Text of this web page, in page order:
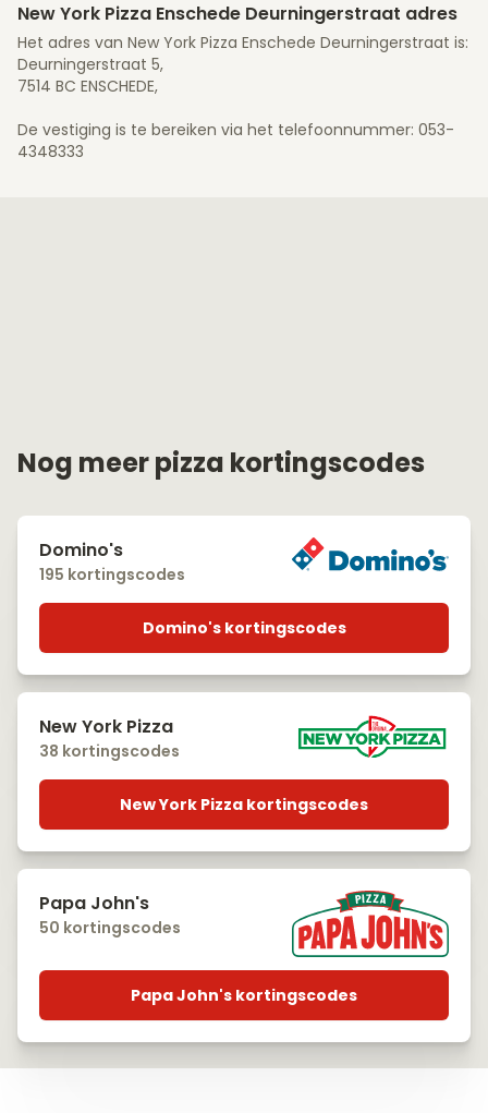
New York Pizza Enschede Deurningerstraat adres
Het adres van New York Pizza Enschede Deurningerstraat is:
Deurningerstraat 5,
7514 BC ENSCHEDE,
De vestiging is te bereiken via het telefoonnummer: 053-
4348333
Nog meer pizza kortingscodes
Domino's
195 kortingscodes
Domino's kortingscodes
New York Pizza
38 kortingscodes
New York Pizza kortingscodes
Papa John's
50 kortingscodes
Papa John's kortingscodes